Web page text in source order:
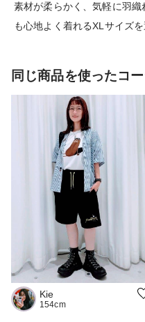
素材が柔らかく、気軽に羽
も心地よく着れるXLサイズを
同じ商品を使ったコ
Kie
154cm